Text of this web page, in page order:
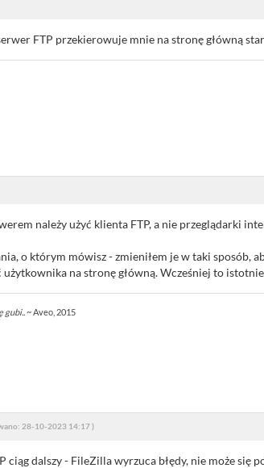
FTP przekierowuje mnie na stronę główną
należy użyć klienta FTP, a nie przeglądarki
o którym mówisz - zmieniłem je w taki sposób,
użytkownika na stronę główną. Wcześniej to
gubi..~ Aveo, 2015
28-10-2023 14:17 )
ciąg dalszy - FileZilla wyrzuca błędy, nie może się